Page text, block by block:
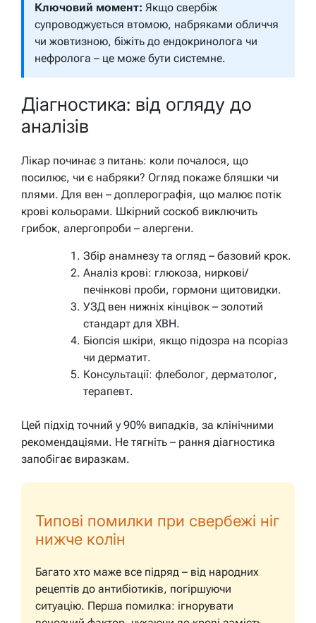
Ключовий момент: Якщо свербіж
супроводжується втомою, набряками обличчя
чи жовтизною, біжіть до ендокринолога чи
нефролога – це може бути системне.
Діагностика: від огляду до
аналізів
Лікар починає з питань: коли почалося, що
посилює, чи є набряки? Огляд покаже бляшки чи
плями. Для вен – доплерографія, що малює потік
крові кольорами. Шкірний соскоб виключить
грибок, алергопроби – алергени.
Збір анамнезу та огляд – базовий крок.
Аналіз крові: глюкоза, ниркові/
печінкові проби, гормони щитовидки.
УЗД вен нижніх кінцівок – золотий
стандарт для ХВН.
Біопсія шкіри, якщо підозра на псоріаз
чи дерматит.
Консультації: флеболог, дерматолог,
терапевт.
Цей підхід точний у 90% випадків, за клінічними
рекомендаціями. Не тягніть – рання діагностика
запобігає виразкам.
Типові помилки при свербежі ніг
нижче колін
Багато хто маже все підряд – від народних
рецептів до антибіотиків, погіршуючи
ситуацію. Перша помилка: ігнорувати